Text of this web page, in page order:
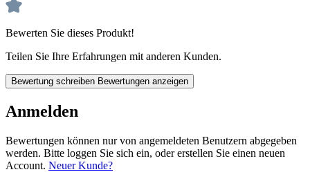
Bewerten Sie dieses Produkt!
Teilen Sie Ihre Erfahrungen mit anderen Kunden.
Bewertung schreiben Bewertungen anzeigen
Anmelden
Bewertungen können nur von angemeldeten Benutzern abgegeben
werden. Bitte loggen Sie sich ein, oder erstellen Sie einen neuen
Account. Neuer Kunde?